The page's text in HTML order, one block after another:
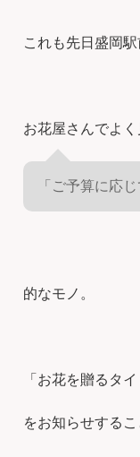
これも先日盛岡駅
お花屋さんでよ
「ご予算に応
的なモノ。
「お花を贈るタイ
をお知らせするこ